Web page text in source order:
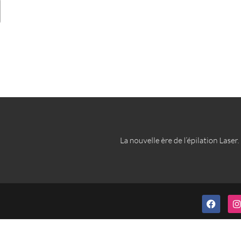
La nouvelle ère de l’épilation Laser.